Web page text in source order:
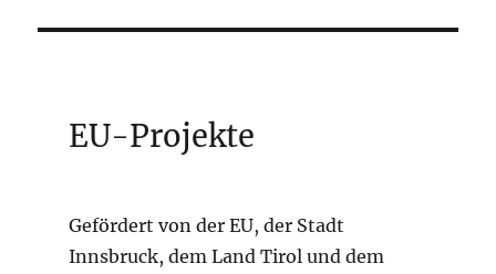
EU-Projekte
Gefördert von der EU, der Stadt
Innsbruck, dem Land Tirol und dem